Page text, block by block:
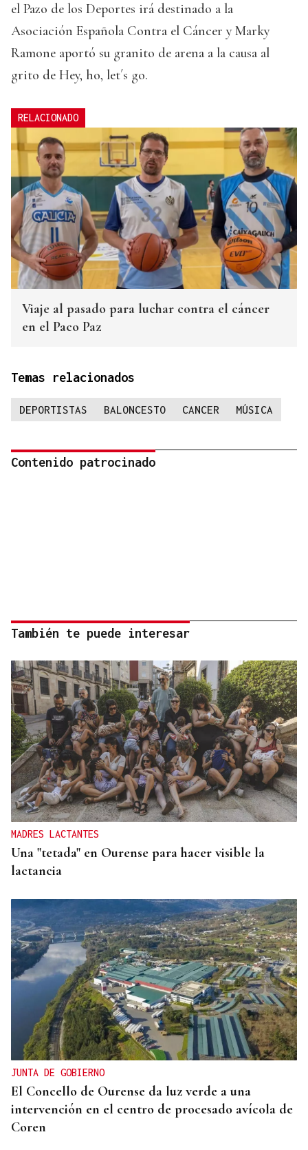
el Pazo de los Deportes irá destinado a la
Asociación Española Contra el Cáncer y Marky
Ramone aportó su granito de arena a la causa al
grito de Hey, ho, let´s go.
RELACIONADO
Viaje al pasado para luchar contra el cáncer
en el Paco Paz
Temas relacionados
DEPORTISTAS BALONCESTO CANCER MÚSICA
Contenido patrocinado
También te puede interesar
MADRES LACTANTES
Una "tetada" en Ourense para hacer visible la
lactancia
JUNTA DE GOBIERNO
El Concello de Ourense da luz verde a una
intervención en el centro de procesado avícola de
Coren